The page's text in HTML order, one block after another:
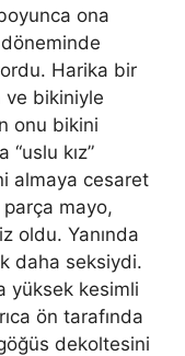
ona
döneminde
Harika bir
bikiniyle
onu bikini
kız”
almaya cesaret
mayo,
oldu. Yanında
daha seksiydi.
yüksek kesimli
ön tarafında
dekoltesini